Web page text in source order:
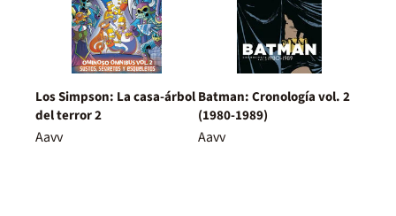
Los Simpson: La casa-árbol
del terror 2
Aavv
Batman: Cronología vol. 2
(1980-1989)
Aavv